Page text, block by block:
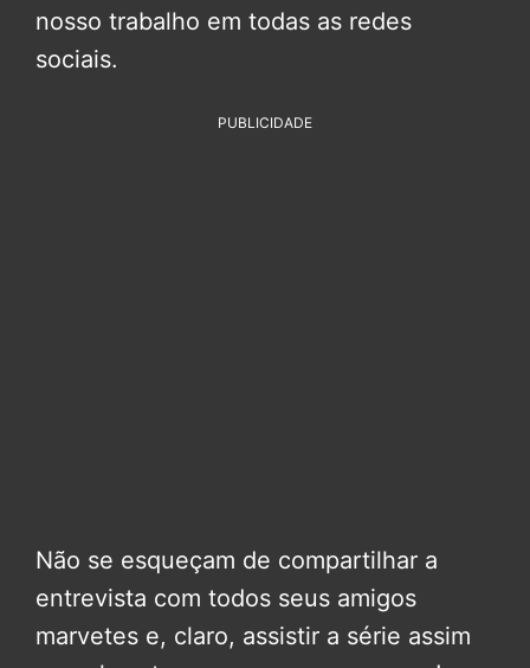
nosso trabalho em todas as redes
sociais.
PUBLICIDADE
Não se esqueçam de compartilhar a
entrevista com todos seus amigos
marvetes e, claro, assistir a série assim